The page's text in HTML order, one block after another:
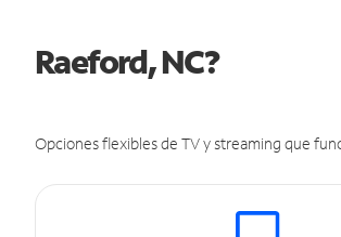
Raeford, NC?
Opciones flexibles de TV y streaming que